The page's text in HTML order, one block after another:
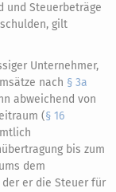
und Steuerbeträge
schulden, gilt
Unternehmer,
nach § 3a
abweichend von
(§ 16
bis zum
dem
er die Steuer für